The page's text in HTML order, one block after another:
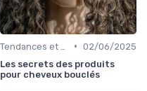
• 02/06/2025
Les secrets des produits
pour cheveux bouclés